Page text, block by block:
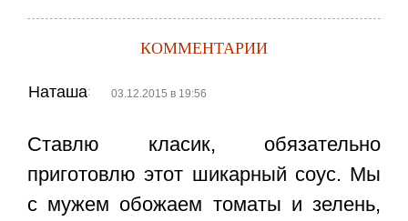
КОММЕНТАРИИ
Наташа: 03.12.2015 в 19:56
Ставлю класик, обязательно
приготовлю этот шикарный соус. Мы
с мужем обожаем томаты и зелень,